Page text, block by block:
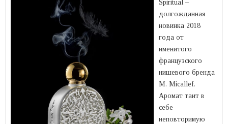
Spiritual –
долгожданная
новинка 2018
года от
именитого
французского
нишевого бренда
M. Micallef.
Аромат таит в
себе
неповторимую